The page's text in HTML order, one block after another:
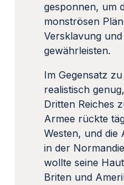
gesponnen, um
monströsen
Versklavung
gewährleisten.
Im Gegensatz
realistisch
Dritten Reiches
Armee rückte
Westen, und die
in der
wollte seine
Briten und